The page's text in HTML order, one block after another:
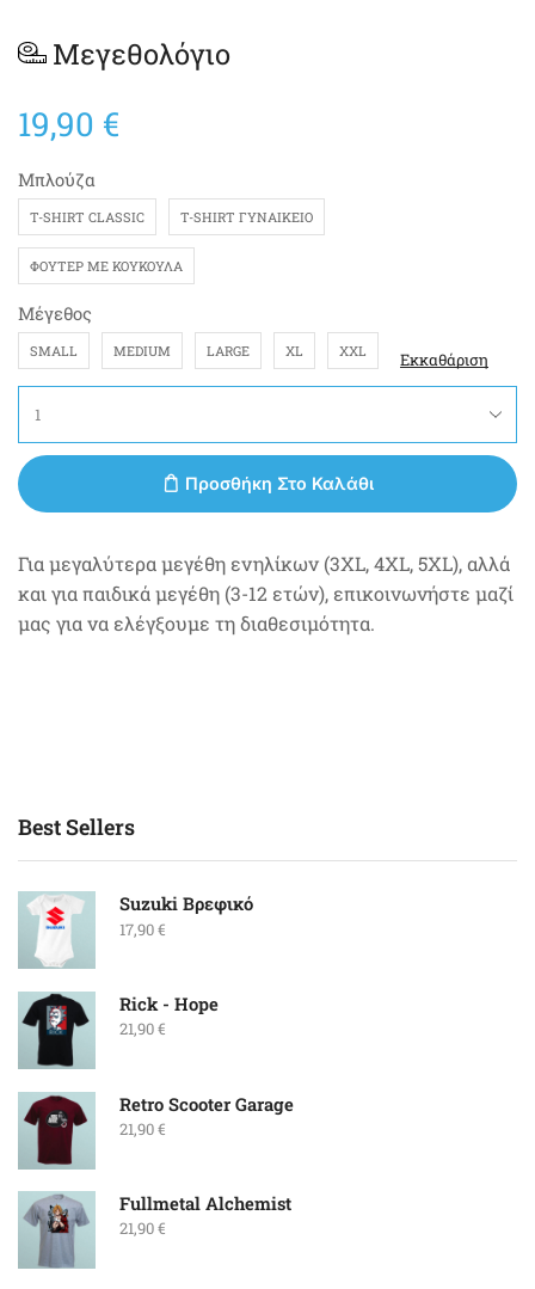
Μεγεθολόγιο
19,90 €
Μπλούζα
T-SHIRT CLASSIC T-SHIRT ΓΥΝΑΙΚΕΊΟ
ΦΟΎΤΕΡ ΜΕ ΚΟΥΚΟΎΛΑ
Μέγεθος
SMALL MEDIUM LARGE XL XXL Εκκαθάριση
Προσθήκη Στο Καλάθι
Για μεγαλύτερα μεγέθη ενηλίκων (3XL, 4XL, 5XL), αλλά
και για παιδικά μεγέθη (3-12 ετών), επικοινωνήστε μαζί
μας για να ελέγξουμε τη διαθεσιμότητα.
Best Sellers
Suzuki Βρεφικό
17,90€
Rick - Hope
21,90€
Retro Scooter Garage
21,90€
Fullmetal Alchemist
21,90€